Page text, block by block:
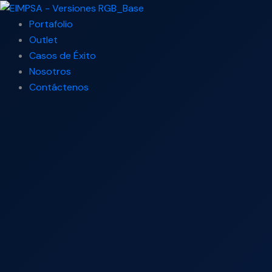
Ir
contenido
Portafolio
Outlet
Casos de Éxito
Nosotros
Contáctenos
Search